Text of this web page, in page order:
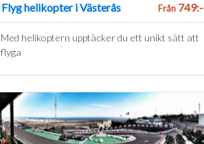
Flyg helikopter i Västerås Från749:-
Med helikoptern upptäcker du ett unikt sätt att
flyga